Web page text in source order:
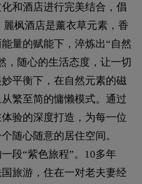
和酒店进行完美结合，倡
枫酒店是薰衣草元素，香
量的赋能下，淬炼出“自然
，随心的生活态度，让一切
平衡下，在自然元素的磁
繁至简的慵懒模式。通过
验的深度打造，为每一位
随心随意的居住空间。
段“紫色旅程”。10多年
旅游，住在一对老夫妻经